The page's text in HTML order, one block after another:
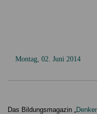
Montag, 02. Juni 2014
Das Bildungsmagazin „